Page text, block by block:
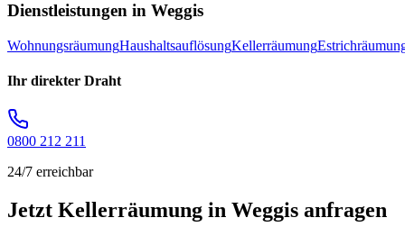
Dienstleistungen in Weggis
WohnungsräumungHaushaltsauflösungKellerräumung
Ihr direkter Draht
0800 212 211
24/7 erreichbar
Jetzt Kellerräumung in Weggis anfragen